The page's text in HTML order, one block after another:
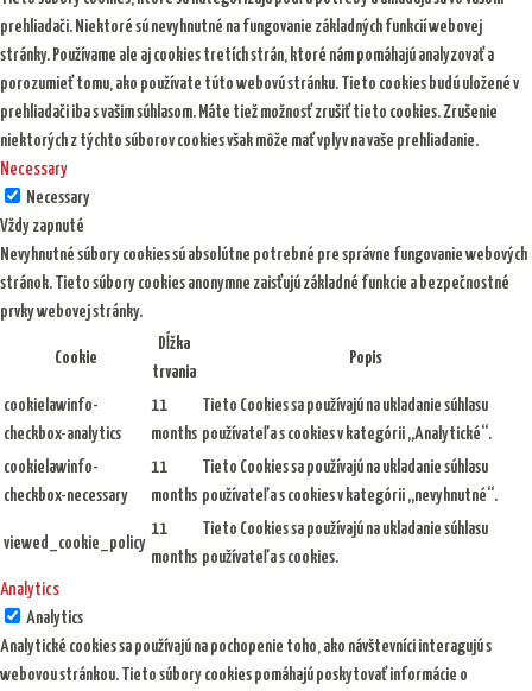
prehliadači. Niektoré sú nevyhnutné na fungovanie základných funkcií webovej
stránky. Používame ale aj cookies tretích strán, ktoré nám pomáhajú analyzovať a
porozumieť tomu, ako používate túto webovú stránku. Tieto cookies budú uložené v
prehliadači iba s vašim súhlasom. Máte tiež možnosť zrušiť tieto cookies. Zrušenie
niektorých z týchto súborov cookies však môže mať vplyv na vaše prehliadanie.
Necessary
Necessary
Vždy zapnuté
Nevyhnutné súbory cookies sú absolútne potrebné pre správne fungovanie webových
stránok. Tieto súbory cookies anonymne zaisťujú základné funkcie a bezpečnostné
prvky webovej stránky.
Cookie
Dĺžka
trvania
Popis
cookielawinfo-
checkbox-analytics
11
months
Tieto Cookies sa používajú na ukladanie súhlasu
používateľa s cookies v kategórii „Analytické“.
cookielawinfo-
checkbox-necessary
11
months
Tieto Cookies sa používajú na ukladanie súhlasu
používateľa s cookies v kategórii „nevyhnutné“.
viewed_cookie_policy
11
months
Tieto Cookies sa používajú na ukladanie súhlasu
používateľa s cookies.
Analytics
Analytics
Analytické cookies sa používajú na pochopenie toho, ako návštevníci interagujú s
webovou stránkou. Tieto súbory cookies pomáhajú poskytovať informácie o